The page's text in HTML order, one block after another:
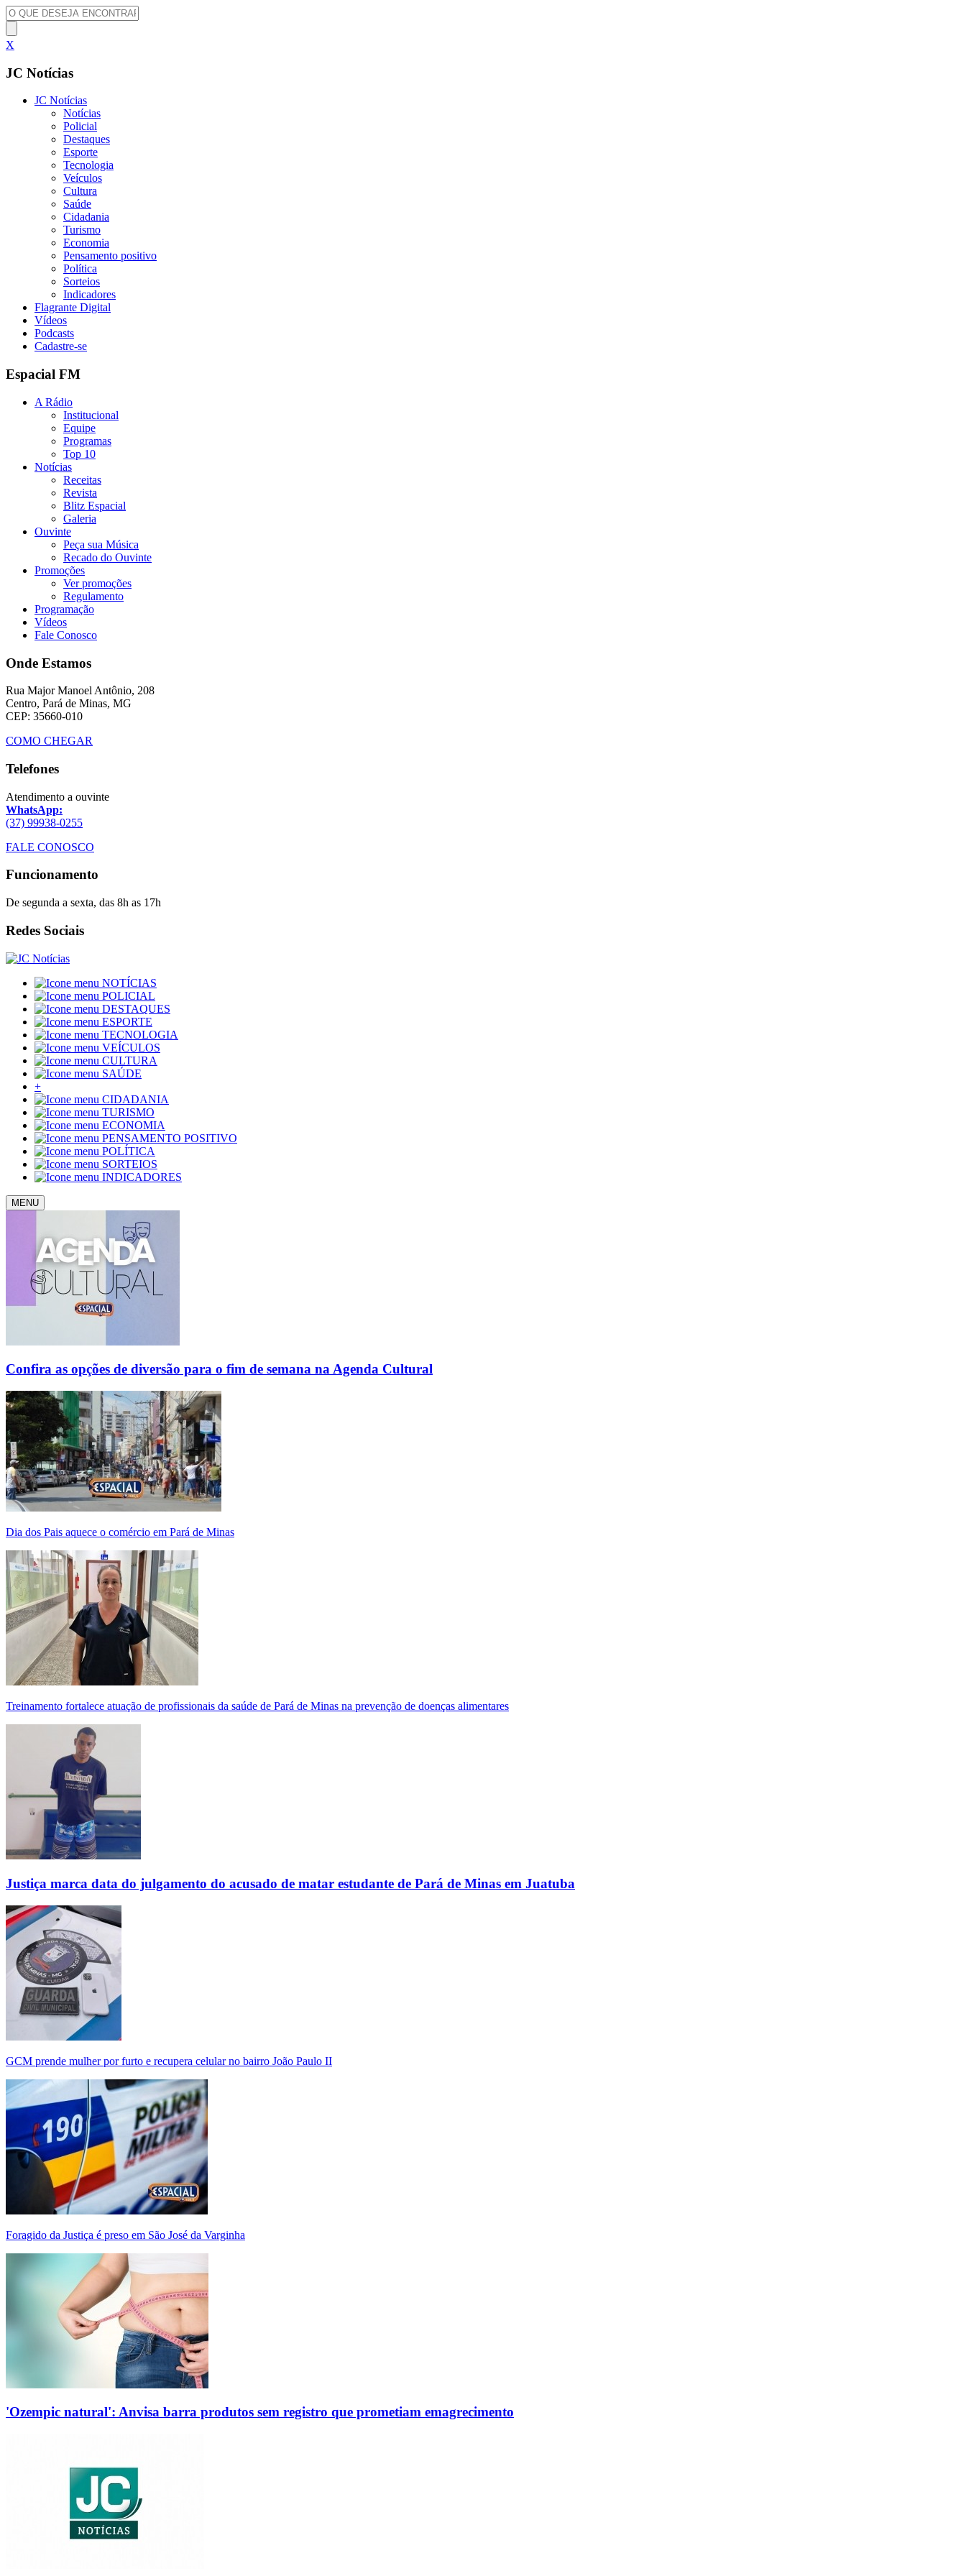
X
JC Notícias
JC Notícias
Notícias
Policial
Destaques
Esporte
Tecnologia
Veículos
Cultura
Saúde
Cidadania
Turismo
Economia
Pensamento positivo
Política
Sorteios
Indicadores
Flagrante Digital
Vídeos
Podcasts
Cadastre-se
Espacial FM
A Rádio
Institucional
Equipe
Programas
Top 10
Notícias
Receitas
Revista
Blitz Espacial
Galeria
Ouvinte
Peça sua Música
Recado do Ouvinte
Promoções
Ver promoções
Regulamento
Programação
Vídeos
Fale Conosco
Onde Estamos
Rua Major Manoel Antônio, 208
Centro, Pará de Minas, MG
CEP: 35660-010
COMO CHEGAR
Telefones
Atendimento a ouvinte
WhatsApp:
(37) 99938-0255
FALE CONOSCO
Funcionamento
De segunda a sexta, das 8h as 17h
Redes Sociais
NOTÍCIAS
POLICIAL
DESTAQUES
ESPORTE
TECNOLOGIA
VEÍCULOS
CULTURA
SAÚDE
+
CIDADANIA
TURISMO
ECONOMIA
PENSAMENTO POSITIVO
POLÍTICA
SORTEIOS
INDICADORES
MENU
Confira as opções de diversão para o fim de semana na Agenda Cultural
Dia dos Pais aquece o comércio em Pará de Minas
Treinamento fortalece atuação de profissionais da saúde de Pará de Minas na prevenção de doenças alimentares
Justiça marca data do julgamento do acusado de matar estudante de Pará de Minas em Juatuba
GCM prende mulher por furto e recupera celular no bairro João Paulo II
Foragido da Justiça é preso em São José da Varginha
'Ozempic natural': Anvisa barra produtos sem registro que prometiam emagrecimento